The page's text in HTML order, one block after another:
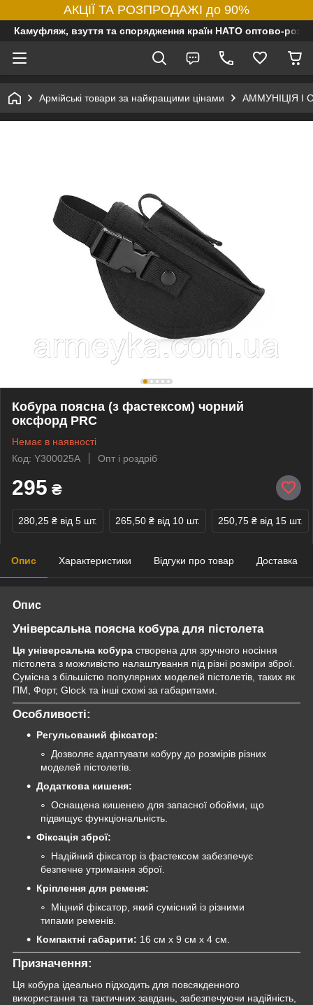
АКЦІЇ ТА РОЗПРОДАЖІ до 90%
Камуфляж, взуття та спорядження країн НАТО оптово-
Армійські товари за найкращими цінами АММУНІЦІЯ І
Кобура поясна (з фастексом) чорний
оксфорд PRC
Немає в наявності
Код: Y300025A
Опт і роздріб
295 ₴
280,25 ₴ від 5 шт. 265,50 ₴ від 10 шт. 250,75 ₴ від 15 шт.
Опис Характеристики Відгуки про товар Доставка
Опис
Універсальна поясна кобура для пістолета
Ця універсальна кобура створена для зручного носіння
пістолета з можливістю налаштування під різні розміри зброї.
Сумісна з більшістю популярних моделей пістолетів, таких як
ПМ, Форт, Glock та інші схожі за габаритами.
Особливості:
Регульований фіксатор:
Дозволяє адаптувати кобуру до розмірів різних
моделей пістолетів.
Додаткова кишеня:
Оснащена кишенею для запасної обойми, що
підвищує функціональність.
Фіксація зброї:
Надійний фіксатор із фастексом забезпечує
безпечне утримання зброї.
Кріплення для ременя:
Міцний фіксатор, який сумісний із різними
типами ременів.
Компактні габарити: 16 см x 9 см x 4 см.
Призначення:
Ця кобура ідеально підходить для повсякденного
використання та тактичних завдань, забезпечуючи надійність,